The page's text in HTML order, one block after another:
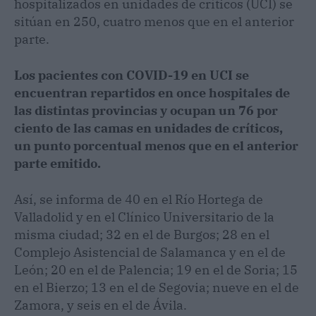
hospitalizados en unidades de críticos (UCI) se
sitúan en 250, cuatro menos que en el anterior
parte.
Los pacientes con COVID-19 en UCI se
encuentran repartidos en once hospitales de
las distintas provincias y ocupan un 76 por
ciento de las camas en unidades de críticos,
un punto porcentual menos que en el anterior
parte emitido.
Así, se informa de 40 en el Río Hortega de
Valladolid y en el Clínico Universitario de la
misma ciudad; 32 en el de Burgos; 28 en el
Complejo Asistencial de Salamanca y en el de
León; 20 en el de Palencia; 19 en el de Soria; 15
en el Bierzo; 13 en el de Segovia; nueve en el de
Zamora, y seis en el de Ávila.